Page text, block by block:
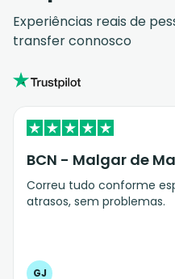
Experiências reais de
transfer connosco
BCN - Malgar de
Correu tudo conforme
atrasos, sem problemas.
GJ